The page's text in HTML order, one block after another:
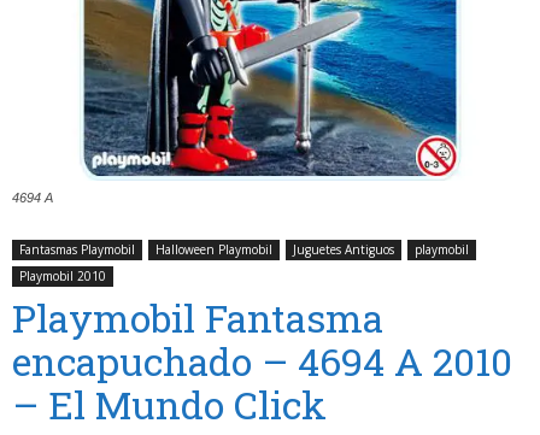
4694 A
Fantasmas Playmobil Halloween Playmobil Juguetes Antiguos
playmobil
Playmobil 2010
Playmobil Fantasma
encapuchado – 4694 A 2010
– El Mundo Click